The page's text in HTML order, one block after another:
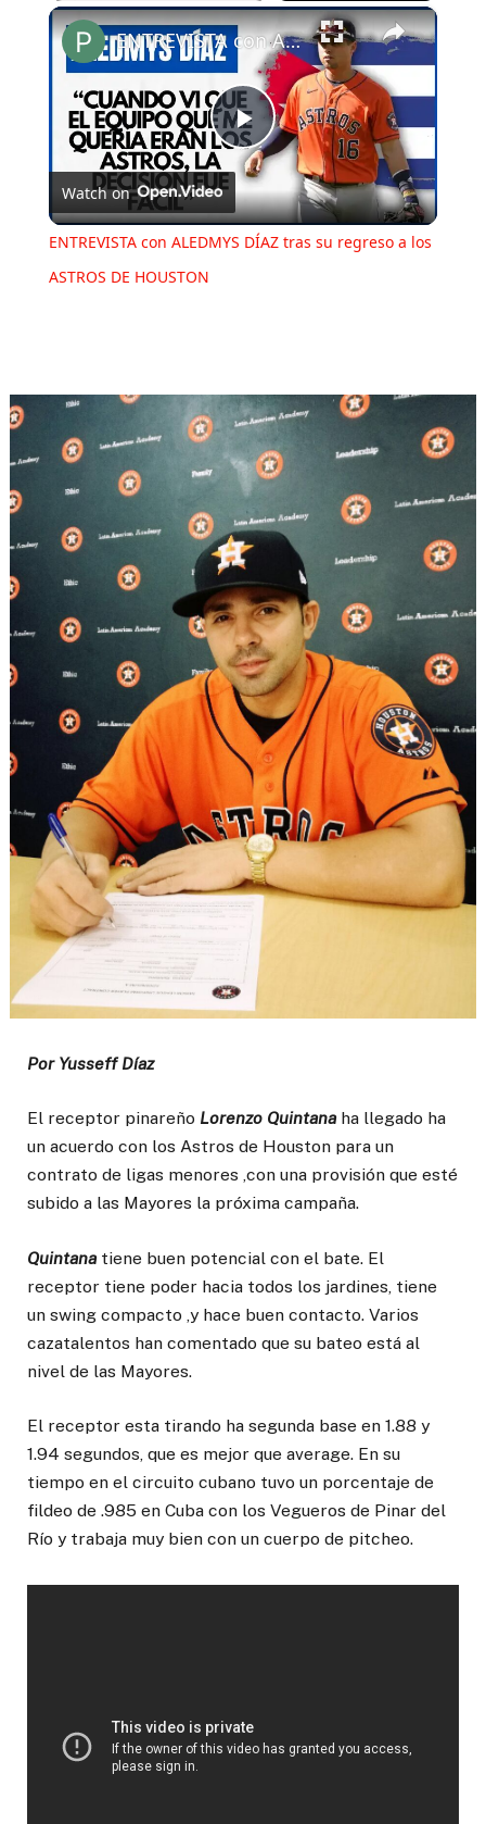
Play Unmute Fullscreen ×
Play
Video
ENTREVISTA con ALEDMYS DÍAZ tras su regreso a los ASTROS DE HOUSTON
Watch on
ENTREVISTA con ALEDMYS DÍAZ tras su regreso a los
ASTROS DE HOUSTON
Por Yusseff Díaz
El receptor pinareño Lorenzo Quintanaha llegado ha
un acuerdo con los Astros de Houston para un
contrato de ligas menores ,con una provisión que esté
subido a las Mayores la próxima campaña.
Quintanatiene buen potencial con el bate. El
receptor tiene poder hacia todos los jardines, tiene
un swing compacto ,y hace buen contacto. Varios
cazatalentos han comentado que su bateo está al
nivel de las Mayores.
El receptor esta tirando ha segunda base en 1.88 y
1.94 segundos, que es mejor que average. En su
tiempo en el circuito cubano tuvo un porcentaje de
fildeo de .985 en Cuba con los Vegueros de Pinar del
Río y trabaja muy bien con un cuerpo de pitcheo.